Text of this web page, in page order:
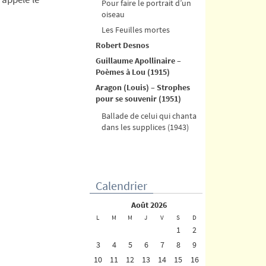
Pour faire le portrait d’un
oiseau
Les Feuilles mortes
Robert Desnos
Guillaume Apollinaire –
Poèmes à Lou (1915)
Aragon (Louis) – Strophes
pour se souvenir (1951)
Ballade de celui qui chanta
dans les supplices (1943)
Calendrier
août 2026
L M M J V S D
1
2
3
4 5 6 7 8
9
10
11 12 13 14 15
16